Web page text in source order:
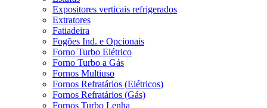
Expositores verticais refrigerados
Extratores
Fatiadeira
Fogões Ind. e Opcionais
Forno Turbo Elétrico
Forno Turbo a Gás
Fornos Multiuso
Fornos Refratários (Elétricos)
Fornos Refratários (Gás)
Fornos Turbo Lenha